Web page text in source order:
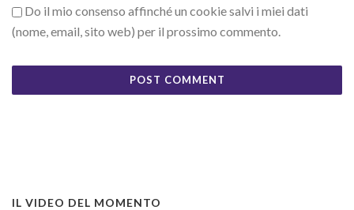
Do il mio consenso affinché un cookie salvi i miei dati
(nome, email, sito web) per il prossimo commento.
IL VIDEO DEL MOMENTO